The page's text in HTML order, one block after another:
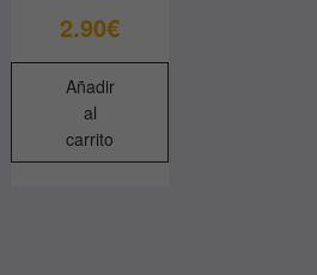
2.90€
Añadir
al
carrito